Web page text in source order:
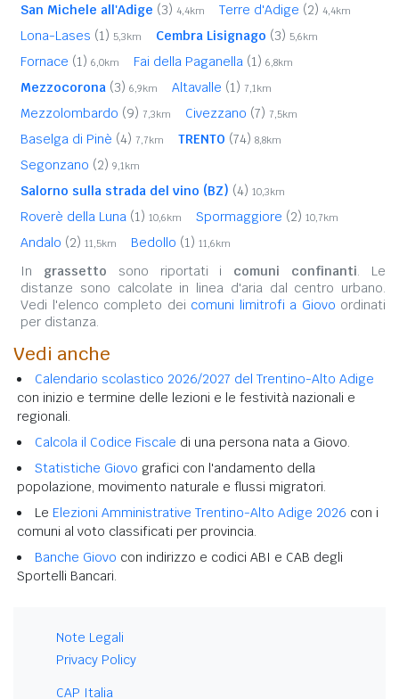
San Michele all'Adige (3) 4,4km Terre d'Adige (2) 4,4km
Lona-Lases (1) 5,3km Cembra Lisignago (3) 5,6km
Fornace (1) 6,0km Fai della Paganella (1) 6,8km
Mezzocorona (3) 6,9km Altavalle (1) 7,1km
Mezzolombardo (9) 7,3km Civezzano (7) 7,5km
Baselga di Pinè (4) 7,7km TRENTO (74) 8,8km
Segonzano (2) 9,1km
Salorno sulla strada del vino (BZ) (4) 10,3km
Roverè della Luna (1) 10,6km Spormaggiore (2) 10,7km
Andalo (2) 11,5km Bedollo (1) 11,6km
In grassetto sono riportati i comuni confinanti. Le
distanze sono calcolate in linea d'aria dal centro urbano.
Vedi l'elenco completo dei comuni limitrofi a Giovo ordinati
per distanza.
Vedi anche
Calendario scolastico 2026/2027 del Trentino-Alto Adige
con inizio e termine delle lezioni e le festività nazionali e
regionali.
Calcola il Codice Fiscale di una persona nata a Giovo.
Statistiche Giovo grafici con l'andamento della
popolazione, movimento naturale e flussi migratori.
Le Elezioni Amministrative Trentino-Alto Adige 2026 con i
comuni al voto classificati per provincia.
Banche Giovo con indirizzo e codici ABI e CAB degli
Sportelli Bancari.
Note Legali
Privacy Policy
CAP Italia